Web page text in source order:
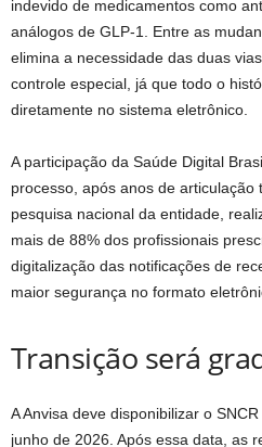
indevido de medicamentos como
análogos de GLP-1. Entre as
elimina a necessidade das duas
controle especial, já que todo o
diretamente no sistema eletrônico.
A participação da Saúde Digital
processo, após anos de articulação
pesquisa nacional da entidade,
mais de 88% dos profissionais
digitalização das notificações de
maior segurança no formato
Transição será
A Anvisa deve disponibilizar o
junho de 2026. Após essa data, as